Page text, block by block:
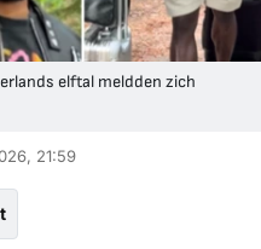
elftal meldden zich
21:59